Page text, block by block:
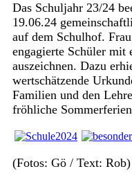
Das Schuljahr 23/24
19.06.24
auf dem Schulhof.
engagierte Schüler mit
auszeichnen. Dazu
wertschätzende
Familien und den
fröhliche
(Fotos: Gö / Text: Rob)